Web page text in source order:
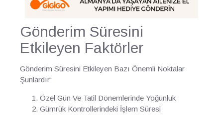
Gönderim Süresini
Etkileyen Faktörler
Gönderim Süresini Etkileyen Bazı Önemli Noktalar
Şunlardır:
Özel Gün Ve Tatil Dönemlerinde Yoğunluk
Gümrük Kontrollerindeki İşlem Süresi